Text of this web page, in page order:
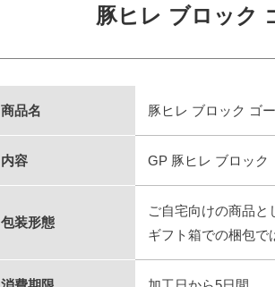
豚ヒレ ブロック
商品名 豚ヒレ ブロック ゴ
内容 GP 豚ヒレ ブロッ
包装形態
ご自宅向けの商品
ギフト箱での梱包で